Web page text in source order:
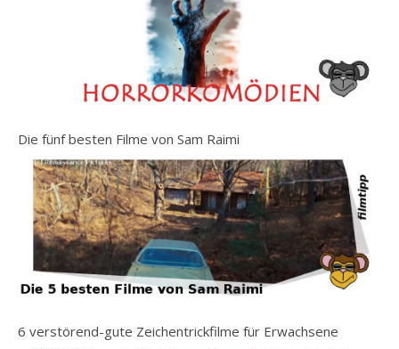
Die fünf besten Filme von Sam Raimi
6 verstörend-gute Zeichentrickfilme für Erwachsene